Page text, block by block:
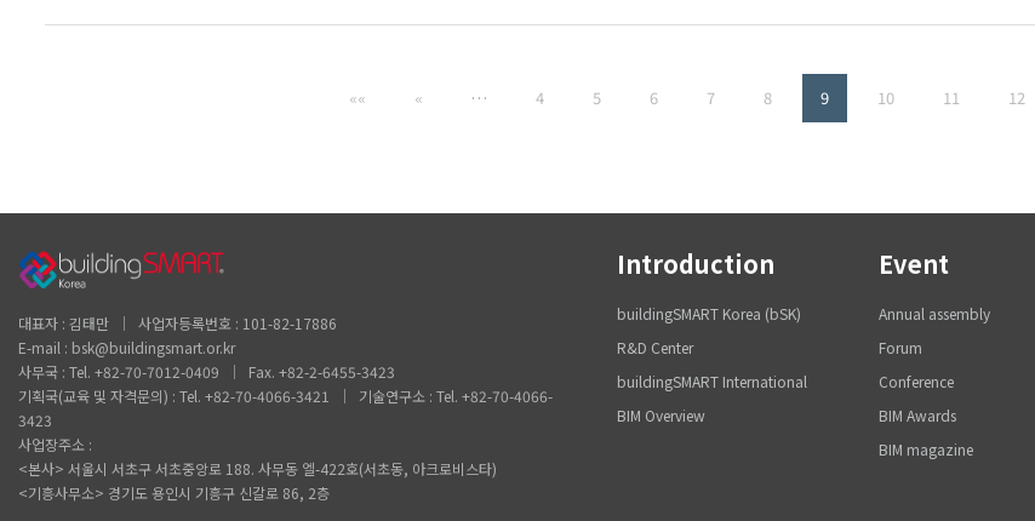
«« « … 4 5 6 7 8 9 10 11 12
대표자 : 김태만 │ 사업자등록번호 : 101-82-17886
E-mail : bsk@buildingsmart.or.kr
사무국 : Tel. +82-70-7012-0409 │ Fax. +82-2-6455-3423
기획국(교육 및 자격문의) : Tel. +82-70-4066-3421 │ 기술연구소 : Tel. +82-70-4066-
3423
사업장주소 :
<본사> 서울시 서초구 서초중앙로 188. 사무동 엘-422호(서초동, 아크로비스타)
<기흥사무소> 경기도 용인시 기흥구 신갈로 86, 2층
Introduction
buildingSMART Korea (bSK)
R&D Center
buildingSMART International
BIM Overview
Event
Annual assembly
Forum
Conference
BIM Awards
BIM magazine